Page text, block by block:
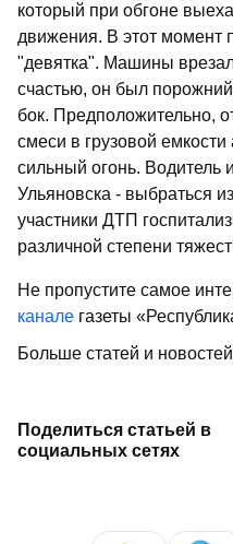
который при обгоне
движения. В этот момент
"девятка". Машины
счастью, он был
бок. Предположительно,
смеси в грузовой
сильный огонь. Водитель
Ульяновска - выбраться
участники ДТП
различной степени
Не пропустите самое
канале газеты
Больше статей и
Поделиться статьей в
социальных сетях